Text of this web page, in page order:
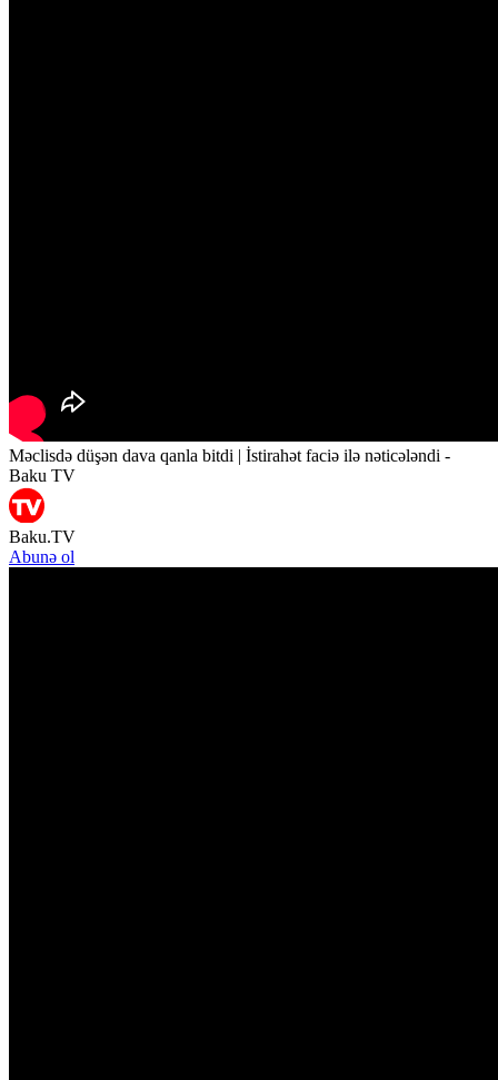
Məclisdə düşən dava qanla bitdi | İstirahət faciə ilə nəticələndi -
Baku TV
Baku.TV
Abunə ol